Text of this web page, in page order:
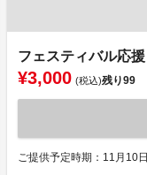
フェスティバル応援
¥3,000 (税込)残り99
ご提供予定時期：11月10